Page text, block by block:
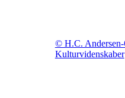
© H.C. Andersen-
Kulturvidenskaber